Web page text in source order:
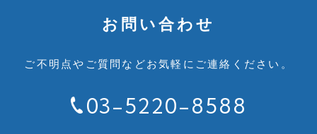
お問い合わせ
ご不明点やご質問などお気軽にご連絡ください。
03-5220-8588